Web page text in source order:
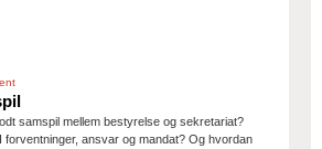
samspil mellem bestyrelse og sekretariat?
forventninger, ansvar og mandat? Og hvordan